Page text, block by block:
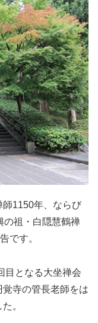
1150年、ならび
の祖・白隠慧鶴禅
です。
目となる大坐禅会
寺の管長老師をは
。